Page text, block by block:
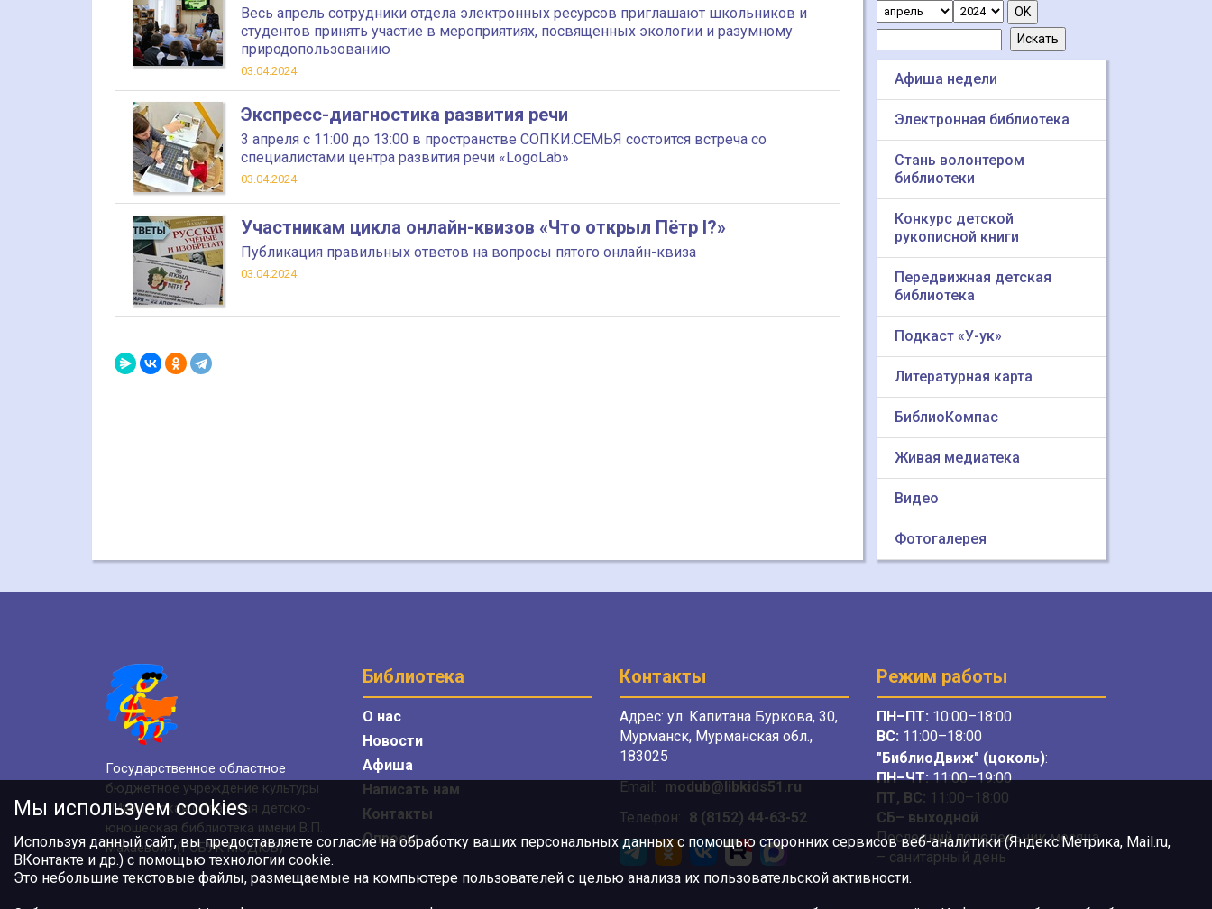
Весь апрель сотрудники отдела электронных ресурсов приглашают школьников и
студентов принять участие в мероприятиях, посвященных экологии и разумному
природопользованию
03.04.2024
Экспресс-диагностика развития речи
3 апреля с 11:00 до 13:00 в пространстве СОПКИ.СЕМЬЯ состоится встреча со
специалистами центра развития речи «LogoLab»
03.04.2024
Участникам цикла онлайн-квизов «Что открыл Пётр I?»
Публикация правильных ответов на вопросы пятого онлайн-квиза
03.04.2024
Афиша недели
Электронная библиотека
Стань волонтером
библиотеки
Конкурс детской
рукописной книги
Передвижная детская
библиотека
Подкаст «У-ук»
Литературная карта
БиблиоКомпас
Живая медиатека
Видео
Фотогалерея
Государственное областное
бюджетное учреждение культуры
«Мурманская областная детско-
юношеская библиотека имени В.П.
Махаевой» (ГОБУК МОДЮБ)
Библиотека
О нас
Новости
Афиша
Написать нам
Контакты
Опросы
Контакты
Адрес: ул. Капитана Буркова, 30,
Мурманск, Мурманская обл.,
183025
Email: modub@libkids51.ru
Телефон: 8 (8152) 44-63-52
Режим работы
ПН–ПТ: 10:00–18:00
ВС: 11:00–18:00
"БиблиоДвиж" (цоколь):
ПН–ЧТ:11:00–19:00
ПТ, ВС: 11:00–18:00
СБ– выходной
Последний понедельник месяца
– санитарный день
Мы используем cookies
Используя данный сайт, вы предоставляете согласие на обработку ваших персональных данных с помощью сторонних сервисов веб-аналитики (Яндекс.Метрика, Mail.ru,
ВКонтакте и др.) с помощью технологии cookie.
Это небольшие текстовые файлы, размещаемые на компьютере пользователей с целью анализа их пользовательской активности.